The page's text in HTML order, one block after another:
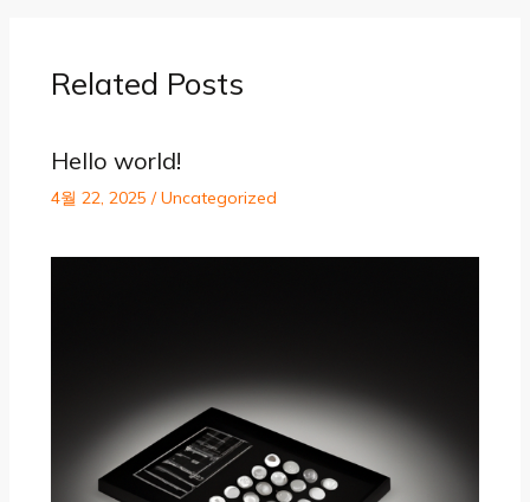
Related Posts
Hello world!
4월 22, 2025 /Uncategorized